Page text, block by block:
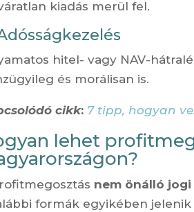
kiadás merül fel.
hitel- vagy NAV-
és morálisan is.
cikk: 7 tipp, hogyan
lehet
nem önálló
formák egyikében jelenik